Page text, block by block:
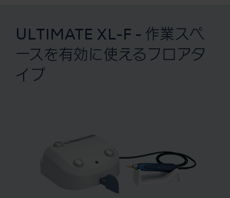
ULTIMATE XL-F - 作業スペ
ースを有効に使えるフロアタ
イプ